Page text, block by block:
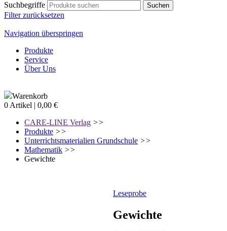
Suchbegriffe
Filter zurücksetzen
Navigation überspringen
Produkte
Service
Über Uns
Warenkorb
0 Artikel | 0,00 €
CARE-LINE Verlag >>
Produkte >>
Unterrichtsmaterialien Grundschule >>
Mathematik >>
Gewichte
Leseprobe
Gewichte